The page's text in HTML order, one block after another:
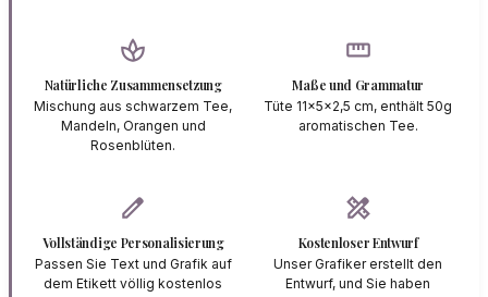
spa
Natürliche Zusammensetzung
Mischung aus schwarzem Tee,
Mandeln, Orangen und
Rosenblüten.
straighten
Maße und Grammatur
Tüte 11x5x2,5 cm, enthält 50g
aromatischen Tee.
edit
Vollständige Personalisierung
Passen Sie Text und Grafik auf
dem Etikett völlig kostenlos
design_services
Kostenloser Entwurf
Unser Grafiker erstellt den
Entwurf, und Sie haben